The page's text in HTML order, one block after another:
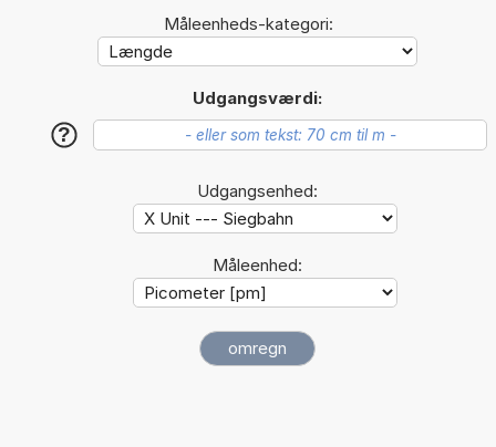
Måleenheds-kategori:
Udgangsværdi:
?
Udgangsenhed:
Måleenhed: